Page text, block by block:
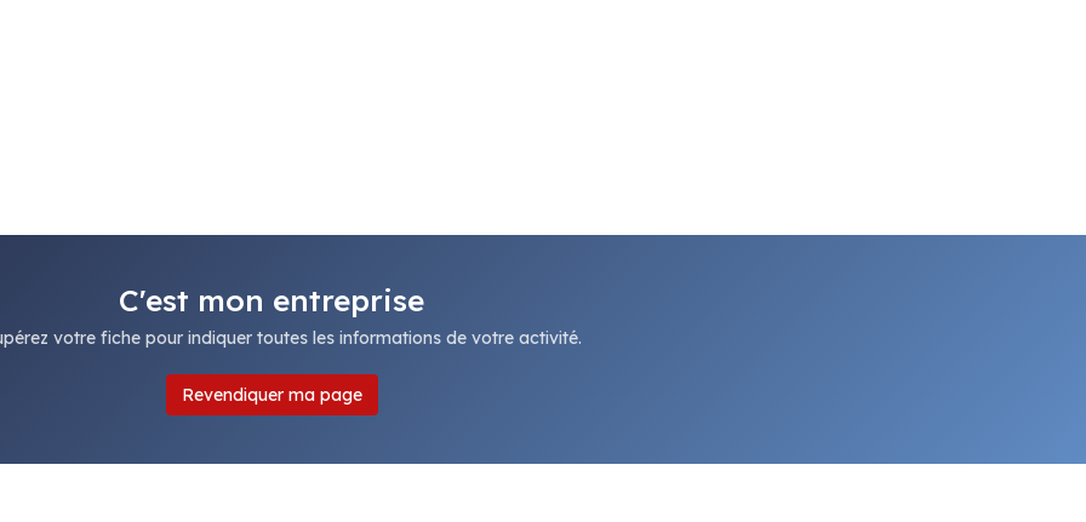
C'est mon entreprise
votre fiche pour indiquer toutes les informations de votre activité.
Revendiquer ma page